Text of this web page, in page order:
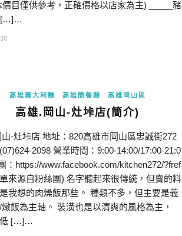
價目僅供參考，正確價格以店家為主) _____豬
[…]…
高雄義大利麵 高雄簡餐類 高雄岡山區
高雄.岡山-灶垰店(簡介)
-灶垰店 地址：820高雄市岡山區忠誠街272
2098 營業時間：9:00-14:00/17:00-21:0
：https://www.facebook.com/kitchen272/?fref
來源自粉絲團) 名字聽起來很傳統，但賣的料
我想的肉燥飯那些。 種類不多，但主要是義
飯為主軸。 裝潢也是以清爽的風格為主，
低 […]…